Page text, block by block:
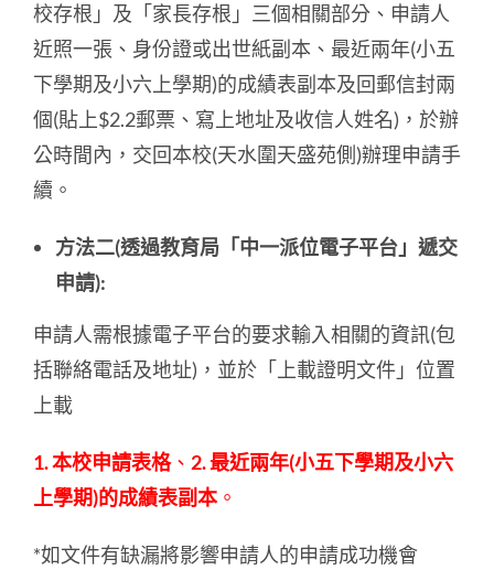
校存根」及「家長存根」三個相關部分、申請人
近照一張、身份證或出世紙副本、最近兩年(小五
下學期及小六上學期)的成績表副本及回郵信封兩
個(貼上$2.2郵票、寫上地址及收信人姓名)，於辦
公時間內，交回本校(天水圍天盛苑側)辦理申請手
續。
方法二(透過教育局「中一派位電子平台」遞交
申請):
申請人需根據電子平台的要求輸入相關的資訊(包
括聯絡電話及地址)，並於「上載證明文件」位置
上載
1.本校申請表格、 2.最近兩年(小五下學期及小六
上學期)的成績表副本。
*如文件有缺漏將影響申請人的申請成功機會